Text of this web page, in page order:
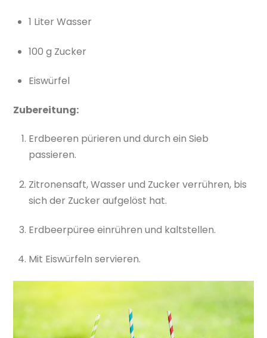
1 Liter Wasser
100 g Zucker
Eiswürfel
Zubereitung:
Erdbeeren pürieren und durch ein Sieb
passieren.
Zitronensaft, Wasser und Zucker verrühren, bis
sich der Zucker aufgelöst hat.
Erdbeerpüree einrühren und kaltstellen.
Mit Eiswürfeln servieren.